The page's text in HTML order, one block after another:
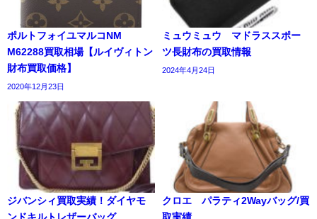
ポルトフォイユマルコNM
M62288買取相場【ルイヴィトン
財布買取価格】
2020年12月23日
ミュウミュウ マドラススポー
ツ長財布の買取情報
2024年4月24日
ジバンシィ買取実績！ダイヤモ
ンドキルトレザーバッグ
クロエ パラティ2Wayバッグ/買
取実績